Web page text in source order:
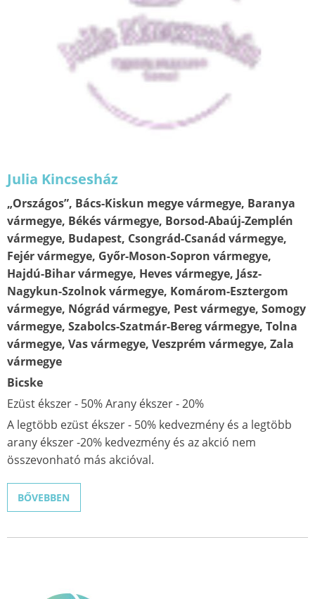
Julia Kincsesház
„Országos”, Bács-Kiskun megye vármegye, Baranya
vármegye, Békés vármegye, Borsod-Abaúj-Zemplén
vármegye, Budapest, Csongrád-Csanád vármegye,
Fejér vármegye, Győr-Moson-Sopron vármegye,
Hajdú-Bihar vármegye, Heves vármegye, Jász-
Nagykun-Szolnok vármegye, Komárom-Esztergom
vármegye, Nógrád vármegye, Pest vármegye, Somogy
vármegye, Szabolcs-Szatmár-Bereg vármegye, Tolna
vármegye, Vas vármegye, Veszprém vármegye, Zala
vármegye
Bicske
Ezüst ékszer - 50% Arany ékszer - 20%
A legtöbb ezüst ékszer - 50% kedvezmény és a legtöbb
arany ékszer -20% kedvezmény és az akció nem
összevonható más akcióval.
BŐVEBBEN